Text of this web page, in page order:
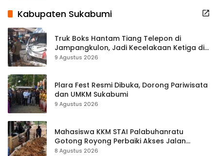
Kabupaten Sukabumi
Truk Boks Hantam Tiang Telepon di
Jampangkulon, Jadi Kecelakaan Ketiga di
Titik yang Sama
9 Agustus 2026
Plara Fest Resmi Dibuka, Dorong Pariwisata
dan UMKM Sukabumi
9 Agustus 2026
Mahasiswa KKM STAI Palabuhanratu
Gotong Royong Perbaiki Akses Jalan
Majelis Ta’lim di Sagaranten
8 Agustus 2026